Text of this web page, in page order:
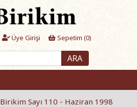
Üye Girişi Sepetim (0)
ARA
Birikim Sayı 110 - Haziran 1998